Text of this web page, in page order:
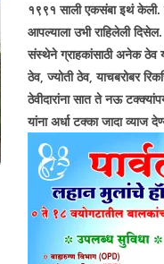
१९९१ साली एकसंबा इथं केली.
आपल्याला उभी राहिलेली दिसेल.
संस्थेने ग्राहकांसाठी अनेक ठेव
ठेव, ज्योती ठेव, याचबरोबर
ठेवीदारांना सात ते नऊ
यांना अर्धा टक्का जादा व्याज